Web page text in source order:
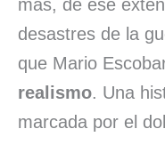
más, de ese
desastres de la
que Mario
realismo. Una
marcada por el